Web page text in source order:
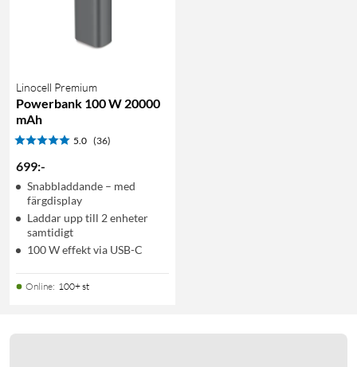
Linocell Premium
Powerbank 100 W 20000
mAh
5.0 (36)
699:-
Snabbladdande – med
färgdisplay
Laddar upp till 2 enheter
samtidigt
100 W effekt via USB-C
Online: 100+ st